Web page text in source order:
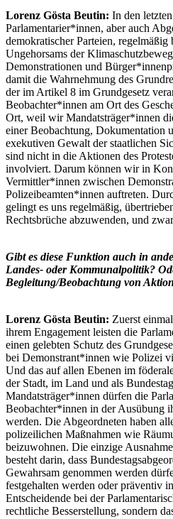
Lorenz Gösta Beutin: In den
Parlamentarier*innen, aber auch
demokratischer Parteien,
Ungehorsams der
Demonstrationen und
damit die Wahrnehmung des
der im Artikel 8 im Grundgesetz
Beobachter*innen am Ort des
Ort, weil wir Mandatsträger*innen
einer Beobachtung, Dokumentation
exekutiven Gewalt der staatlichen
sind nicht in die Aktionen des
involviert. Darum können wir in
Vermittler*innen zwischen
Polizeibeamten*innen auftreten.
gelingt es uns regelmäßig,
Rechtsbrüche abzuwenden, und
Gibt es diese Funktion auch in
Landes- oder Kommunalpolitik?
Begleitung/Beobachtung von
Lorenz Gösta Beutin: Zuerst
ihrem Engagement leisten die
einen gelebten Schutz des
bei Demonstrant*innen wie Polizei
Und das auf allen Ebenen im
der Stadt, im Land und als
Mandatsträger*innen dürfen die
Beobachter*innen in der Ausübung
werden. Die Abgeordneten haben
polizeilichen Maßnahmen wie
beizuwohnen. Die einzige
besteht darin, dass
Gewahrsam genommen werden
festgehalten werden oder präventiv
Entscheidende bei der
rechtliche Besserstellung, sondern